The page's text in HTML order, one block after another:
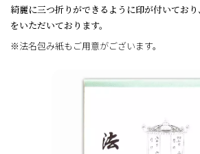
綺麗に三つ折りができるように印が付いてお
をいただいております。
※法名包み紙もご用意がございます。